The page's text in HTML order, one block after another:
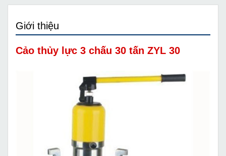
Giới thiệu
Cảo thủy lực 3 chấu 30 tấn ZYL 30